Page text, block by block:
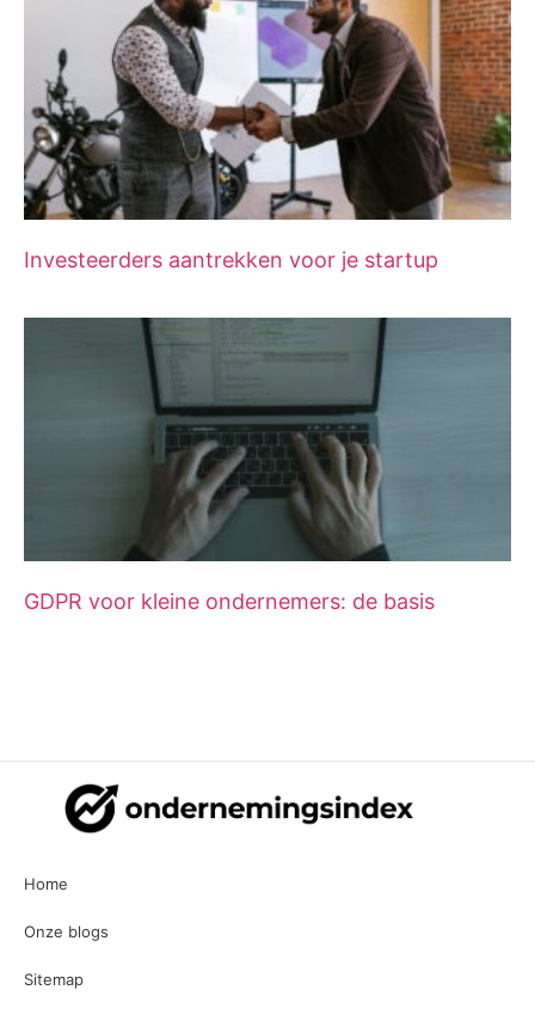
Investeerders aantrekken voor je startup
GDPR voor kleine ondernemers: de basis
Home
Onze blogs
Sitemap